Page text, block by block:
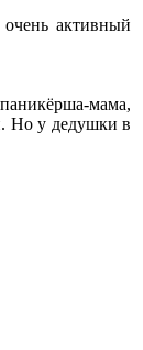
активный
мама,
Но у дедушки в